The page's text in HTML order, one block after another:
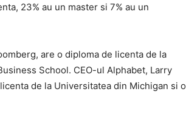
23% au un master si 7% au un
are o diploma de licenta de la
School. CEO-ul Alphabet, Larry
de la Universitatea din Michigan si o